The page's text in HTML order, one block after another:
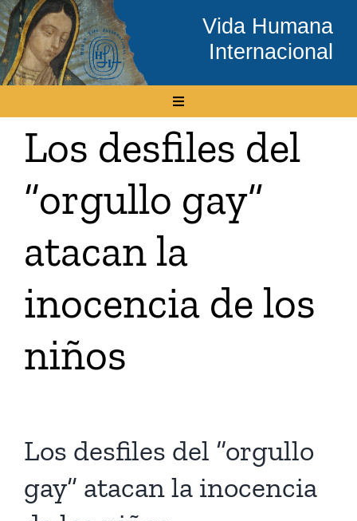
Skip
to
content
Vida Humana
Internacional
Toggle
Inicio
Conócenos
Temas
Boletín Electrónico
Media
Buscar
Cómo Donar
Los desfiles del
“orgullo gay”
atacan la
inocencia de los
niños
Los desfiles del “orgullo
gay” atacan la inocencia